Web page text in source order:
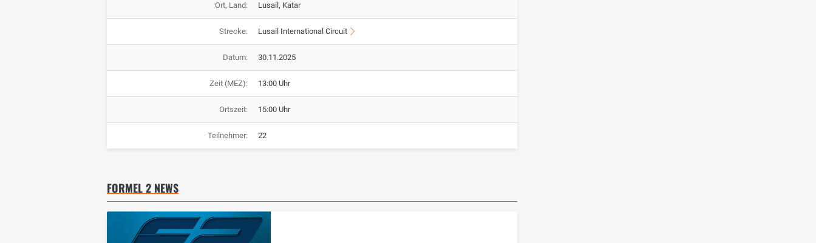
Ort, Land: Lusail, Katar
Strecke: Lusail International Circuit
Datum: 30.11.2025
Zeit (MEZ): 13:00 Uhr
Ortszeit: 15:00 Uhr
Teilnehmer: 22
FORMEL 2 NEWS